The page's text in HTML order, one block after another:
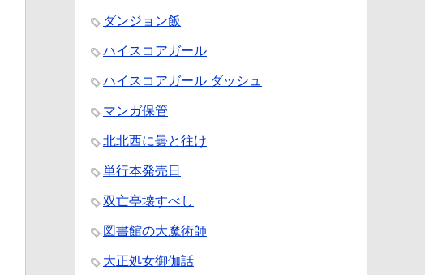
ダンジョン飯
ハイスコアガール
ハイスコアガール ダッシュ
マンガ保管
北北西に曇と往け
単行本発売日
双亡亭壊すべし
図書館の大魔術師
大正処女御伽話